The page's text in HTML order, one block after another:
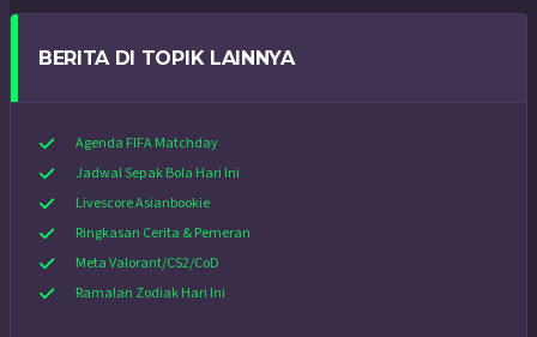
BERITA DI TOPIK LAINNYA
Agenda FIFA Matchday
Jadwal Sepak Bola Hari Ini
Livescore Asianbookie
Ringkasan Cerita & Pemeran
Meta Valorant/CS2/CoD
Ramalan Zodiak Hari Ini